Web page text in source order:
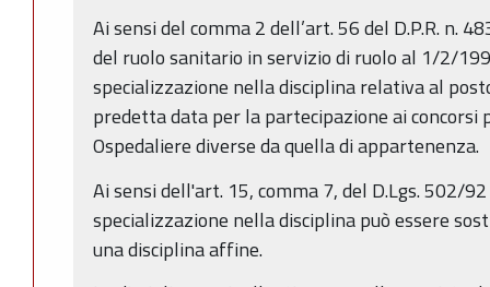
Ai sensi del comma 2 dell’art. 56 del D.P.R. n.
del ruolo sanitario in servizio di ruolo al 1/2/
specializzazione nella disciplina relativa al
predetta data per la partecipazione ai concorsi
Ospedaliere diverse da quella di appartenenza.
Ai sensi dell'art. 15, comma 7, del D.Lgs. 502/
specializzazione nella disciplina può essere
una disciplina affine.